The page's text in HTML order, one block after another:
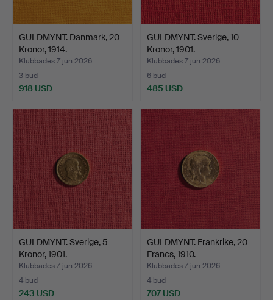
GULDMYNT. Danmark, 20
Kronor, 1914.
Klubbades 7 jun 2026
3 bud
918 USD
GULDMYNT. Sverige, 10
Kronor, 1901.
Klubbades 7 jun 2026
6 bud
485 USD
GULDMYNT. Sverige, 5
Kronor, 1901.
Klubbades 7 jun 2026
4 bud
243 USD
GULDMYNT. Frankrike, 20
Francs, 1910.
Klubbades 7 jun 2026
4 bud
707 USD